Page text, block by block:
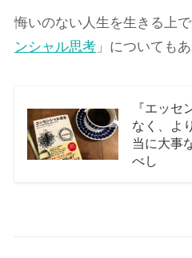
悔いのない人生を生きる上
ンシャル思考」についても
『エッセ
なく、よ
当に大事
べし